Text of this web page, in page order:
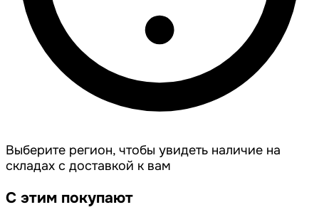
Выберите регион, чтобы увидеть наличие на
складах с доставкой к вам
С этим покупают